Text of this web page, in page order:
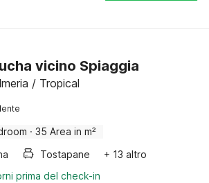
vicino Spiaggia
/ Tropical
· 35 Area in m²
Tostapane
+ 13 altro
prima del check-in